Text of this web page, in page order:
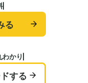
る
かり
する